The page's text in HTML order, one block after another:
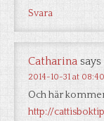
Svara
Catharina says
2014-10-31 at 08:40
Och här
http://